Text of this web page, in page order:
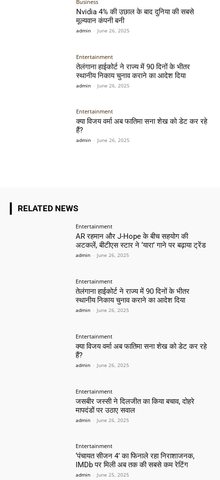
Business
Nvidia 4% की उछाल के बाद दुनिया की सबसे
मूल्यवान कंपनी बनी
admin - June 26, 2025
Entertainment
तेलंगाना हाईकोर्ट ने राज्य में 90 दिनों के भीतर
स्थानीय निकाय चुनाव कराने का आदेश दिया
admin - June 26, 2025
Entertainment
क्या विजय वर्मा अब फातिमा सना शेख को डेट कर रहे
हैं?
admin - June 26, 2025
RELATED NEWS
Entertainment
AR रहमान और J-Hope के बीच सहयोग की
अटकलें, बीटीएस स्टार ने ‘यारा’ गाने पर बढ़ाया ट्रेंड
admin - June 26, 2025
Entertainment
तेलंगाना हाईकोर्ट ने राज्य में 90 दिनों के भीतर
स्थानीय निकाय चुनाव कराने का आदेश दिया
admin - June 26, 2025
Entertainment
क्या विजय वर्मा अब फातिमा सना शेख को डेट कर रहे
हैं?
admin - June 26, 2025
Entertainment
जसबीर जस्सी ने दिलजीत का किया बचाव, दोहरे
मापदंडों पर उठाए सवाल
admin - June 26, 2025
Entertainment
‘पंचायत सीजन 4’ का फिनाले रहा निराशाजनक,
IMDb पर मिली अब तक की सबसे कम रेटिंग
admin - June 25, 2025